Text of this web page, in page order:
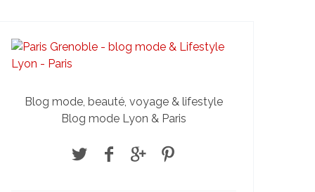
Blog mode, beauté, voyage & lifestyle
Blog mode Lyon & Paris